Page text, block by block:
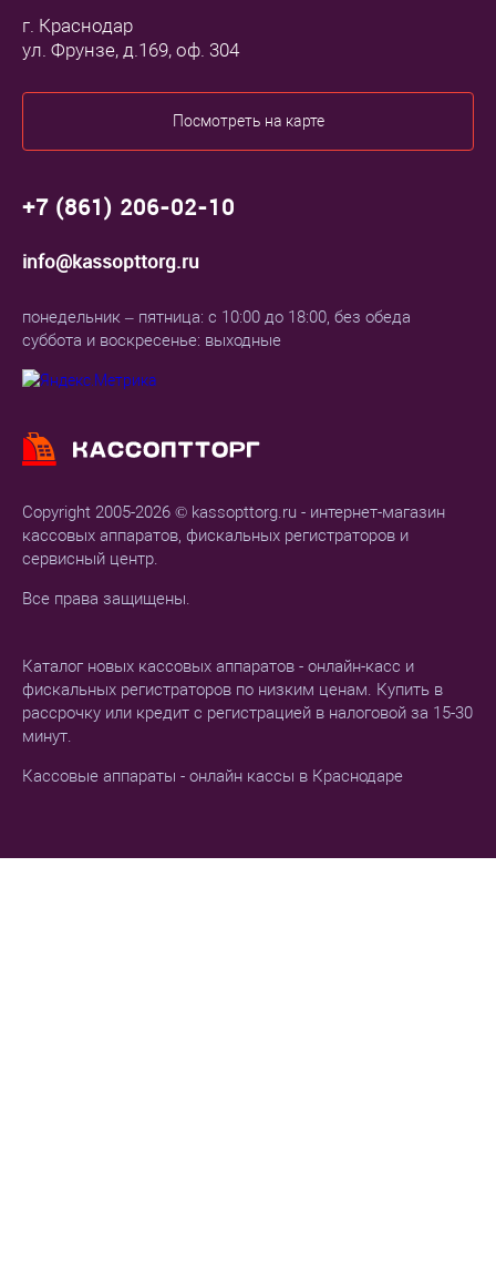
Copyright 2005-2026 © kassopttorg.ru - интернет-магазин
кассовых аппаратов, фискальных регистраторов и
сервисный центр.
Все права защищены.
Каталог новых кассовых аппаратов - онлайн-касс и
фискальных регистраторов по низким ценам. Купить в
рассрочку или кредит с регистрацией в налоговой за 15-30
минут.
Кассовые аппараты - онлайн кассы в Краснодаре
г. Краснодар
ул. Фрунзе, д.169, оф. 304
Посмотреть на карте
+7 (861) 206-02-10
info@kassopttorg.ru
понедельник – пятница: с 10:00 до 18:00, без обеда
суббота и воскресенье: выходные